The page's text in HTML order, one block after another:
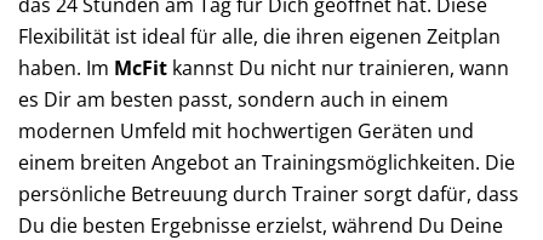
Flexibilität ist ideal für alle, die ihren eigenen Zeitplan
haben. Im McFit kannst Du nicht nur trainieren, wann
es Dir am besten passt, sondern auch in einem
modernen Umfeld mit hochwertigen Geräten und
einem breiten Angebot an Trainingsmöglichkeiten. Die
persönliche Betreuung durch Trainer sorgt dafür, dass
Du die besten Ergebnisse erzielst, während Du Deine